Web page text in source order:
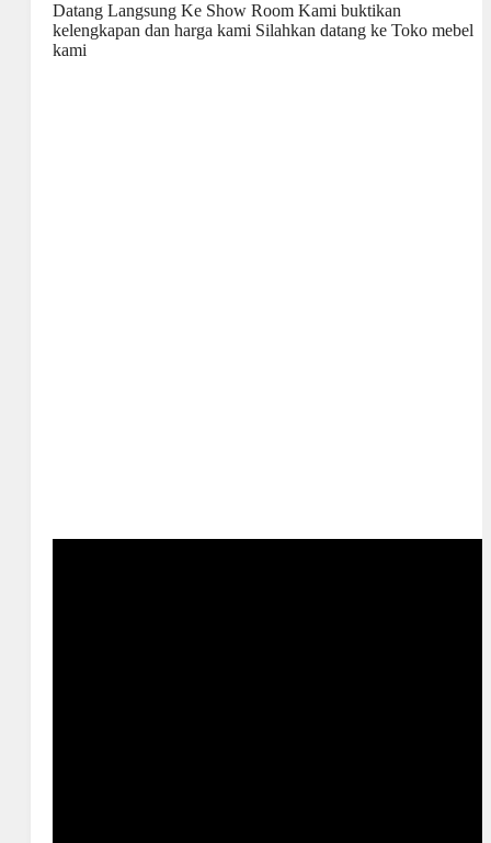
Datang Langsung Ke Show Room Kami buktikan
kelengkapan dan harga kami Silahkan datang ke Toko mebel
kami